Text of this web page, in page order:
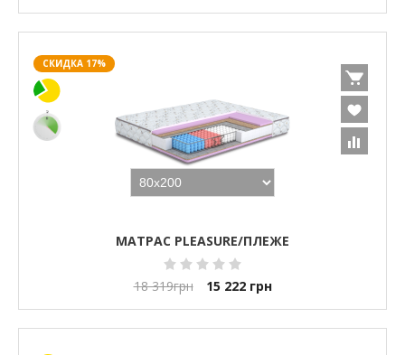
СКИДКА 17%
МАТРАС PLEASURE/ПЛЕЖЕ
18 319грн 15 222 грн